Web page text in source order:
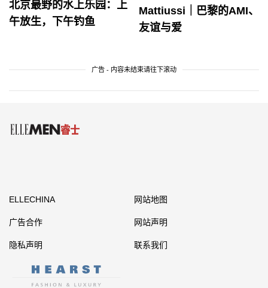
北京最野的水上乐园：上
午放生，下午钓鱼
Mattiussi｜巴黎的AMI、
友谊与爱
广告 - 内容未结束请往下滚动
ELLECHINA 网站地图
广告合作 网站声明
隐私声明 联系我们